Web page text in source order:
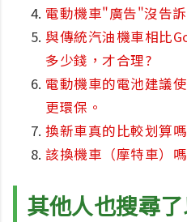
電動機車"廣告"沒告訴
與傳統汽油機車相比
多少錢，才合理?
電動機車的電池建議
更環保。
換新車真的比較划算
該換機車（摩特車）
其他人也搜尋